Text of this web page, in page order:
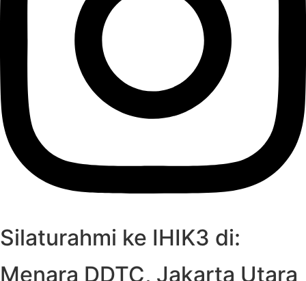
Silaturahmi ke IHIK3 di:
Menara DDTC, Jakarta Utara